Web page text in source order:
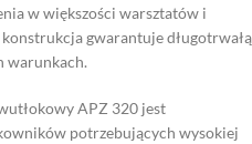
w większości warsztatów i
gwarantuje długotrwałą
warunkach.
APZ 320 jest
potrzebujących wysokiej